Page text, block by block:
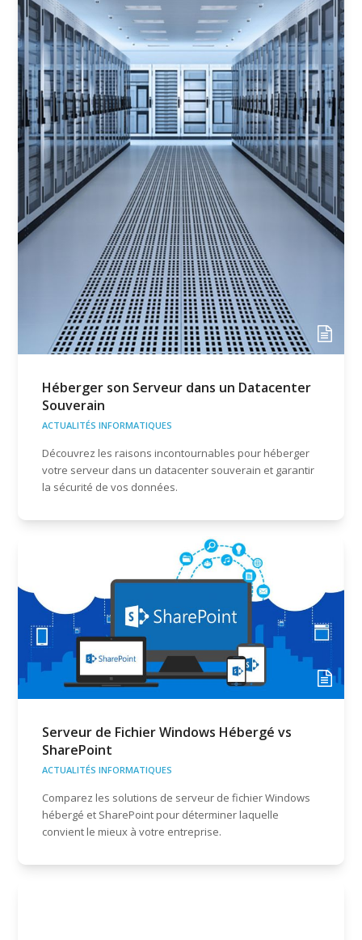
Héberger son Serveur dans un Datacenter
Souverain
ACTUALITÉS INFORMATIQUES
Découvrez les raisons incontournables pour héberger
votre serveur dans un datacenter souverain et garantir
la sécurité de vos données.
Serveur de Fichier Windows Hébergé vs
SharePoint
ACTUALITÉS INFORMATIQUES
Comparez les solutions de serveur de fichier Windows
hébergé et SharePoint pour déterminer laquelle
convient le mieux à votre entreprise.